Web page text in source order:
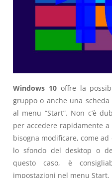
Windows 10offre la
gruppo o anche una scheda
al menu “Start”. Non c’è
per accedere rapidamente a
bisogna modificare, come
lo sfondo del desktop o
questo caso, è
impostazioni nel menu Start.